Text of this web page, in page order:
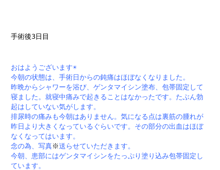
手術後3日目
おはようございます☀
今朝の状態は、手術日からの鈍痛はほぼなくなりました。
昨晩からシャワーを浴び、ゲンタマイシン塗布、包帯固定して
寝ました。就寝中痛みで起きることはなかったです。たぶん勃
起はしていない気がします。
排尿時の痛みも今朝はありません。気になる点は裏筋の腫れが
昨日より大きくなっているぐらいです。その部分の出血はほぼ
なくなってはいます。
念の為、写真※送らせていただきます。
今朝、患部にはゲンタマイシンをたっぷり塗り込み包帯固定し
ています。